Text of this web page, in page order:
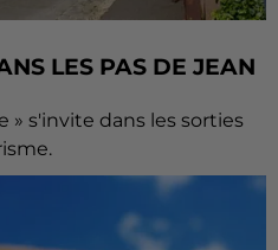
LES PAS DE JEAN
» s'invite dans les sorties